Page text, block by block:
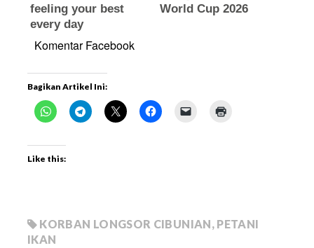
Komentar Facebook
Bagikan Artikel Ini:
Like this:
KORBAN LONGSOR CIBUNIAN, PETANI
IKAN